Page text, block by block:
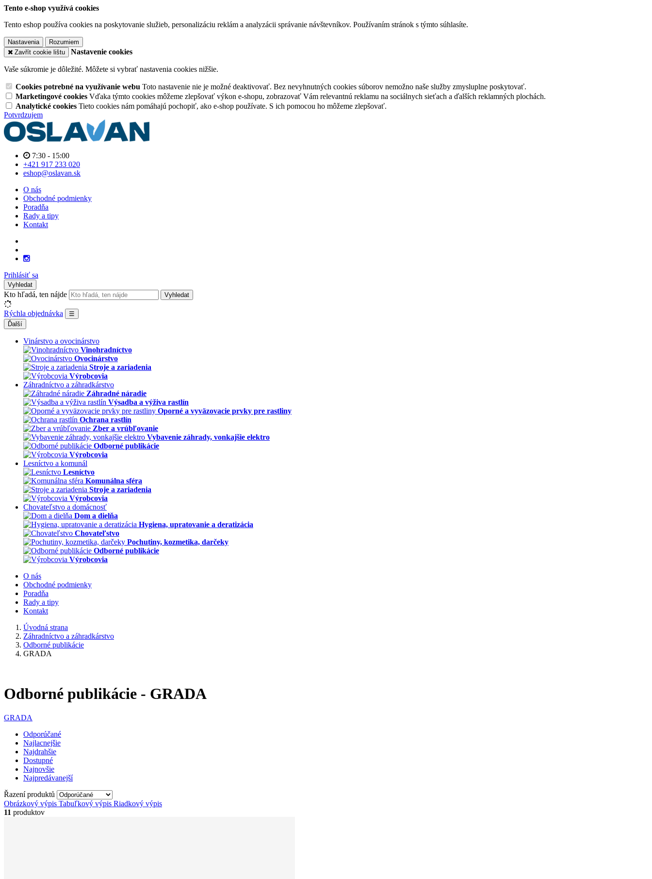
Tento e-shop využívá cookies
Tento eshop používa cookies na poskytovanie služieb, personalizáciu reklám a analyzácii správanie návštevníkov. Používaním stránok s týmto súhlasíte.
Nastavenia
Rozumiem
Zavřít cookie lištu
Nastavenie cookies
Vaše súkromie je dôležité. Môžete si vybrať nastavenia cookies nižšie.
Cookies potrebné na využívanie webu Toto nastavenie nie je možné deaktivovať. Bez nevyhnutných cookies súborov nemožno naše služby zmysluplne poskytovať.
Marketingové cookies Vďaka týmto cookies môžeme zlepšovať výkon e-shopu, zobrazovať Vám relevantnú reklamu na sociálnych sieťach a ďalších reklamných plochách.
Analytické cookies Tieto cookies nám pomáhajú pochopiť, ako e-shop používate. S ich pomocou ho môžeme zlepšovať.
Potvrdzujem
7:30 - 15:00
+421 917 233 020
eshop@oslavan.sk
O nás
Obchodné podmienky
Poradňa
Rady a tipy
Kontakt
Prihlásiť sa
Vyhledat
Kto hľadá, ten nájde Vyhledat
Rýchla objednávka
☰
Ďalší
Vinárstvo a ovocinárstvo
Vinohradníctvo
Ovocinárstvo
Stroje a zariadenia
Výrobcovia
Záhradníctvo a záhradkárstvo
Záhradné náradie
Výsadba a výživa rastlín
Oporné a vyväzovacie prvky pre rastliny
Ochrana rastlín
Zber a vrúbľovanie
Vybavenie záhrady, vonkajšie elektro
Odborné publikácie
Výrobcovia
Lesníctvo a komunál
Lesníctvo
Komunálna sféra
Stroje a zariadenia
Výrobcovia
Chovateľstvo a domácnosť
Dom a dielňa
Hygiena, upratovanie a deratizácia
Chovateľstvo
Pochutiny, kozmetika, darčeky
Odborné publikácie
Výrobcovia
O nás
Obchodné podmienky
Poradňa
Rady a tipy
Kontakt
Úvodná strana
Záhradníctvo a záhradkárstvo
Odborné publikácie
GRADA
Odborné publikácie - GRADA
GRADA
Odporúčané
Najlacnejšie
Najdrahšie
Dostupné
Najnovšie
Najpredávanejší
Řazení produktů
Obrázkový výpis Tabuľkový výpis Riadkový výpis
11 produktov